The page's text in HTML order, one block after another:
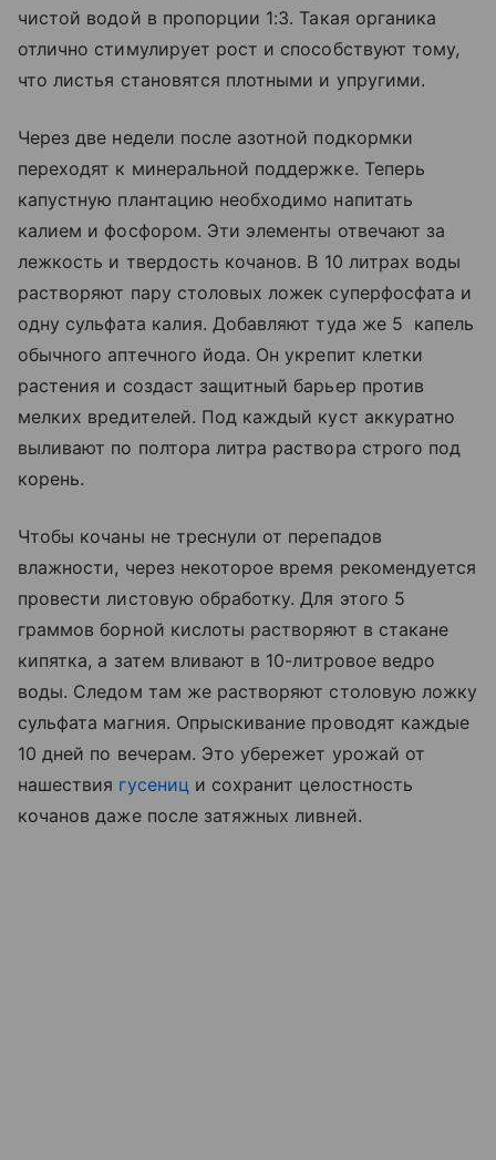
чистой водой в пропорции 1:3. Такая органика
отлично стимулирует рост и способствуют тому,
что листья становятся плотными и упругими.
Через две недели после азотной подкормки
переходят к минеральной поддержке. Теперь
капустную плантацию необходимо напитать
калием и фосфором. Эти элементы отвечают за
лежкость и твердость кочанов. В 10 литрах воды
растворяют пару столовых ложек суперфосфата и
одну сульфата калия. Добавляют туда же 5 капель
обычного аптечного йода. Он укрепит клетки
растения и создаст защитный барьер против
мелких вредителей. Под каждый куст аккуратно
выливают по полтора литра раствора строго под
корень.
Чтобы кочаны не треснули от перепадов
влажности, через некоторое время рекомендуется
провести листовую обработку. Для этого 5
граммов борной кислоты растворяют в стакане
кипятка, а затем вливают в 10-литровое ведро
воды. Следом там же растворяют столовую ложку
сульфата магния. Опрыскивание проводят каждые
10 дней по вечерам. Это убережет урожай от
нашествия гусеници сохранит целостность
кочанов даже после затяжных ливней.